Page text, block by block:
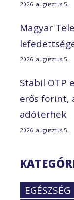
2026. augusztus 5.
Magyar
2026. augusztus 5.
Stabil OTP
erős forint,
adóterhek
2026. augusztus 5.
EGÉSZSÉG